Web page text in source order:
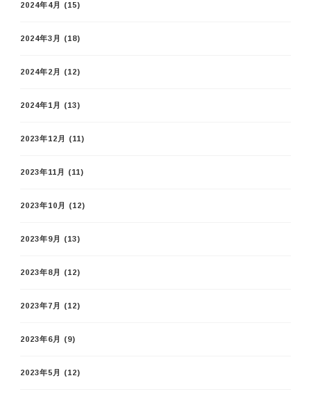
2024年4月 (15)
2024年3月 (18)
2024年2月 (12)
2024年1月 (13)
2023年12月 (11)
2023年11月 (11)
2023年10月 (12)
2023年9月 (13)
2023年8月 (12)
2023年7月 (12)
2023年6月 (9)
2023年5月 (12)